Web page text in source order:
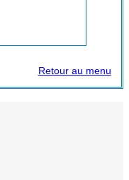
Retour au menu